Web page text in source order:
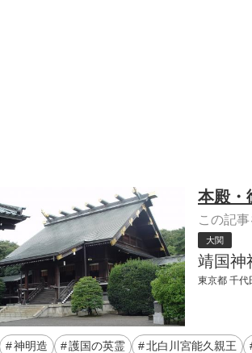
本殿・
この記
大関
靖国神
東京都 千代
神明造 護国の英霊 北白川宮能久親王